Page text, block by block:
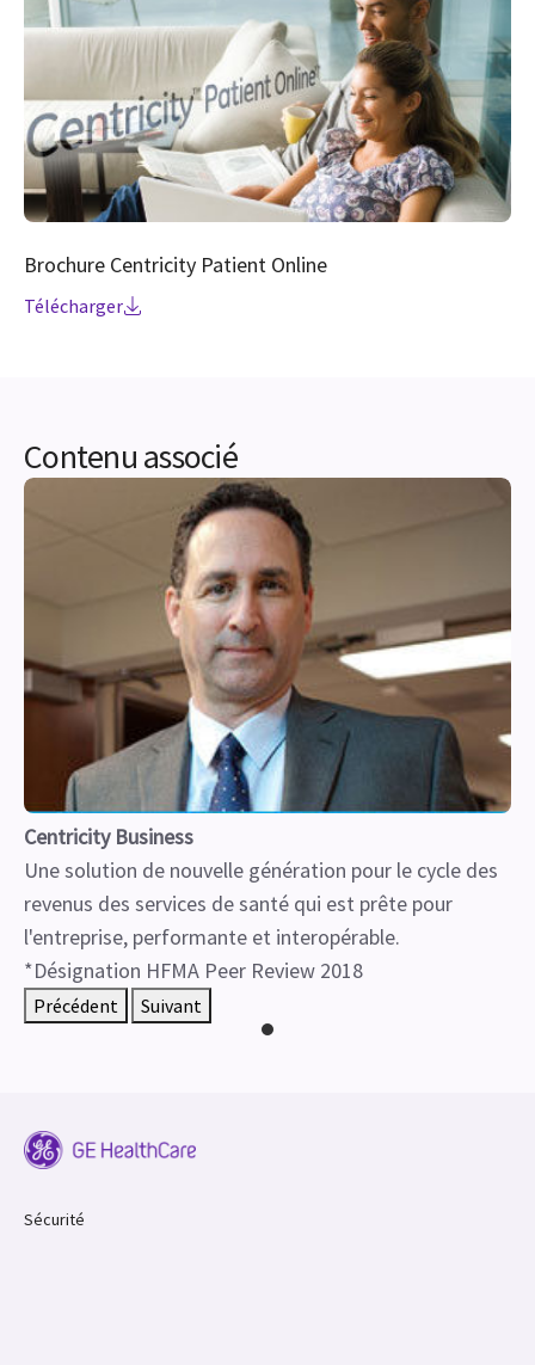
Brochure Centricity Patient Online
Télécharger
Contenu associé
Centricity Business
Une solution de nouvelle génération pour le cycle des
revenus des services de santé qui est prête pour
l'entreprise, performante et interopérable.
*Désignation HFMA Peer Review 2018
Précédent Suivant
Sécurité